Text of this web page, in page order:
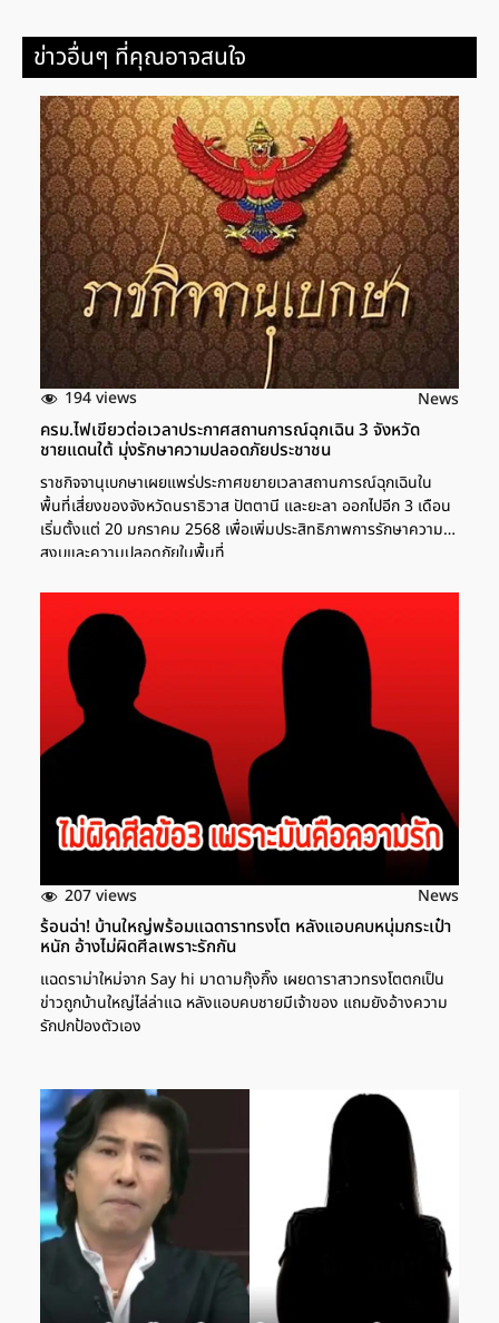
ข่าวอื่นๆ ที่คุณอาจสนใจ
194 views News
ครม.ไฟเขียวต่อเวลาประกาศสถานการณ์ฉุกเฉิน 3 จังหวัด
ชายแดนใต้ มุ่งรักษาความปลอดภัยประชาชน
ราชกิจจานุเบกษาเผยแพร่ประกาศขยายเวลาสถานการณ์ฉุกเฉินใน
พื้นที่เสี่ยงของจังหวัดนราธิวาส ปัตตานี และยะลา ออกไปอีก 3 เดือน
เริ่มตั้งแต่ 20 มกราคม 2568 เพื่อเพิ่มประสิทธิภาพการรักษาความ
สงบและความปลอดภัยในพื้นที่
207 views News
ร้อนฉ่า! บ้านใหญ่พร้อมแฉดาราทรงโต หลังแอบคบหนุ่มกระเป๋า
หนัก อ้างไม่ผิดศีลเพราะรักกัน
แฉดราม่าใหม่จาก Say hi มาดามกุ๊งกิ๊ง เผยดาราสาวทรงโตตกเป็น
ข่าวถูกบ้านใหญ่ไล่ล่าแฉ หลังแอบคบชายมีเจ้าของ แถมยังอ้างความ
รักปกป้องตัวเอง